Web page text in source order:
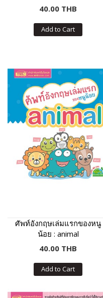
40.00 THB
Add to Cart
ศัพท์อังกฤษเล่มแรกของหนู
น้อย : animal
40.00 THB
Add to Cart